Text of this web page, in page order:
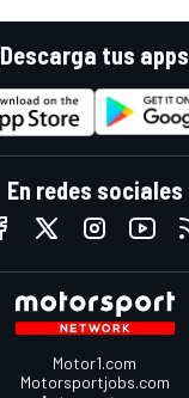
Descarga tus apps
En redes sociales
Motor1.com
Motorsportjobs.com